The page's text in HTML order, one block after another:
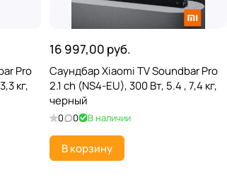
Pro
кг,
16 997,00 руб.
Саундбар Xiaomi TV Soundbar Pro
2.1 ch (NS4-EU), 300 Вт, 5.4 , 7,4 кг,
черный
0 0 В наличии
В корзину